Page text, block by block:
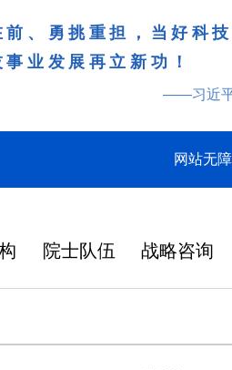
、勇挑重担，当好科
业发展再立新功！
——习近平
网站无
院士队伍 战略咨询